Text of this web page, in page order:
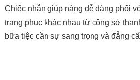
Chiếc nhẫn giúp nàng dễ dàng phối
trang phục khác nhau từ công sở
bữa tiệc cần sự sang trọng và đẳng